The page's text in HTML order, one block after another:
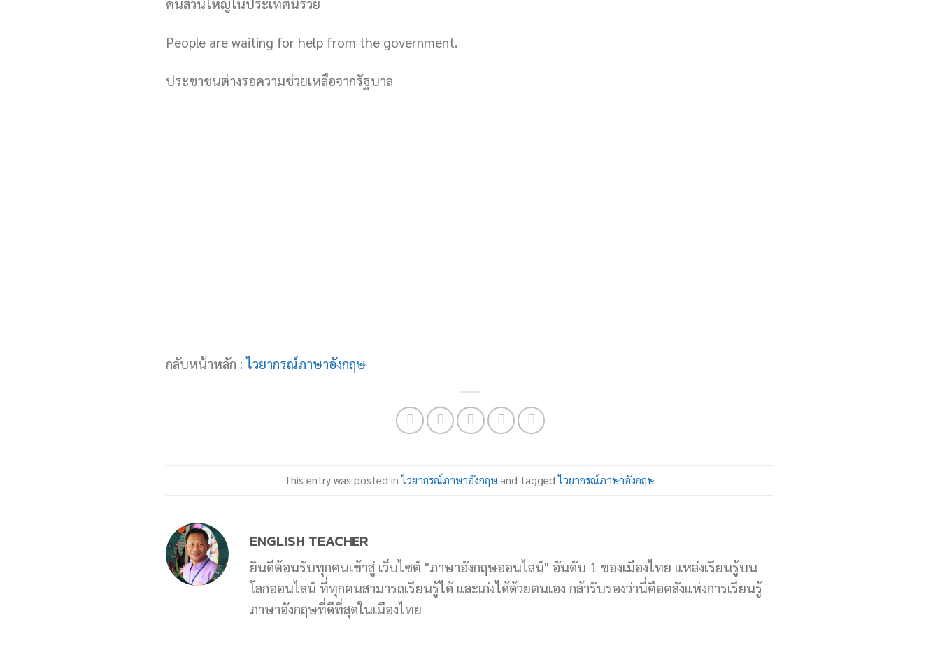
People are waiting for help from the government.
ประชาชนต่างรอความช่วยเหลือจากรัฐบาล
กลับหน้าหลัก :ไวยากรณ์ภาษาอังกฤษ
This entry was posted inไวยากรณ์ภาษาอังกฤษand taggedไวยากรณ์ภาษาอังกฤษ.
ENGLISH TEACHER
ยินดีต้อนรับทุกคนเข้าสู่ เว็บไซต์ "ภาษาอังกฤษออนไลน์" อันดับ 1 ของเมืองไทย แหล่งเรียนรู้บน
โลกออนไลน์ ที่ทุกคนสามารถเรียนรู้ได้ และเก่งได้ด้วยตนเอง กล้ารับรองว่านี่คือคลังแห่งการเรียนรู้
ภาษาอังกฤษที่ดีที่สุดในเมืองไทย